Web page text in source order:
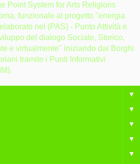
Point System for Arts Religions
funzionale al progetto "energia
nel (PAS) - Punto Attività e
del dialogo Sociale, Storico,
e virtualmente" iniziando dai Borghi
tramite i Punti Informativi
▼
▼
▼
▼
▼